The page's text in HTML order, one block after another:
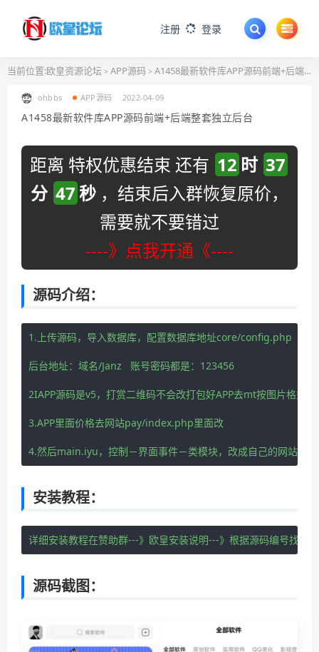
注册 登录
当前位置:欧皇资源论坛 > APP源码 > A1458最新软件库APP源码前端+后端整套独立后台
ohbbs APP源码 2022-04-09
A1458最新软件库APP源码前端+后端整套独立后台
距离 特权优惠结束 还有 12 时 37
分 46秒 ，结束后入群恢复原价，
需要就不要错过
----》点我开通《----
源码介绍：
1.上传源码，导入数据库，配置数据库地址core/config.php
后台地址：域名/Janz   账号密码都是：123456
2IAPP源码是v5，打赏二维码不会改打包好APP去mt按图片格式改
3.APP里面价格去网站pay/index.php里面改
4.然后main.iyu，控制－界面事件－类模块，改成自己的网站域
安装教程：
详细安装教程在赞助群---》欧皇安装说明---》根据源码编号找安
源码截图：